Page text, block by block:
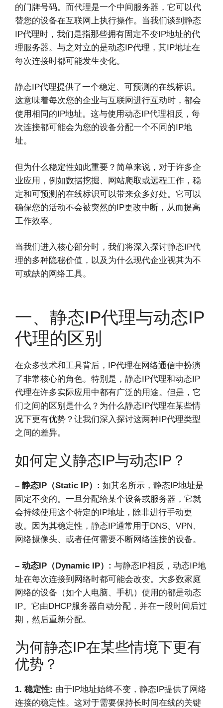
的门牌号码。而代理是一个中间服务器，它可以代
替您的设备在互联网上执行操作。当我们谈到静态
IP代理时，我们是指那些拥有固定不变IP地址的代
理服务器。与之对立的是动态IP代理，其IP地址在
每次连接时都可能发生变化。
静态IP代理提供了一个稳定、可预测的在线标识。
这意味着每次您的企业与互联网进行互动时，都会
使用相同的IP地址。这与使用动态IP代理相反，每
次连接都可能会为您的设备分配一个不同的IP地
址。
但为什么稳定性如此重要？简单来说，对于许多企
业应用，例如数据挖掘、网站爬取或远程工作，稳
定和可预测的在线标识可以带来众多好处。它可以
确保您的活动不会被突然的IP更改中断，从而提高
工作效率。
当我们进入核心部分时，我们将深入探讨静态IP代
理的多种隐秘价值，以及为什么现代企业视其为不
可或缺的网络工具。
一、静态IP代理与动态IP
代理的区别
在众多技术和工具背后，IP代理在网络通信中扮演
了非常核心的角色。特别是，静态IP代理和动态IP
代理在许多实际应用中都有广泛的用途。但是，它
们之间的区别是什么？为什么静态IP代理在某些情
况下更有优势？让我们深入探讨这两种IP代理类型
之间的差异。
如何定义静态IP与动态IP？
– 静态IP（Static IP）: 如其名所示，静态IP地址是
固定不变的。一旦分配给某个设备或服务器，它就
会持续使用这个特定的IP地址，除非进行手动更
改。因为其稳定性，静态IP通常用于DNS、VPN、
网络摄像头、或者任何需要不断网络连接的设备。
– 动态IP（Dynamic IP）: 与静态IP相反，动态IP地
址在每次连接到网络时都可能会改变。大多数家庭
网络的设备（如个人电脑、手机）使用的都是动态
IP。它由DHCP服务器自动分配，并在一段时间后过
期，然后重新分配。
为何静态IP在某些情境下更有
优势？
1. 稳定性: 由于IP地址始终不变，静态IP提供了网络
连接的稳定性。这对于需要保持长时间在线的关键